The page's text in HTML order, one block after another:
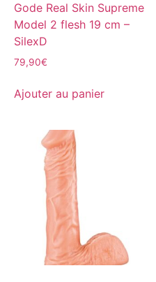
Gode Real Skin Supreme
Model 2 flesh 19 cm –
SilexD
79,90€
Ajouter au panier